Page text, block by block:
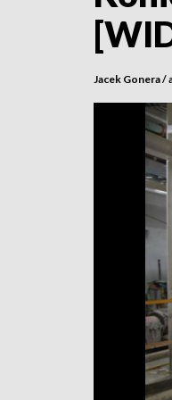
Jacek Gonera /